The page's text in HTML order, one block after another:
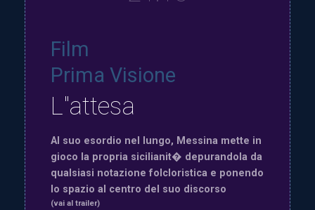
Film
Prima Visione
L"attesa
Al suo esordio nel lungo, Messina mette in
gioco la propria sicilianit� depurandola da
qualsiasi notazione folcloristica e ponendo
lo spazio al centro del suo discorso
(vai al trailer)